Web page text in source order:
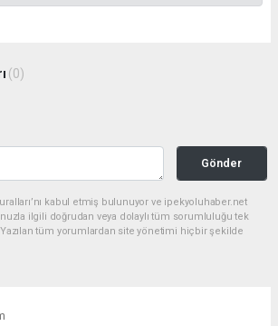
(0)
Gönder
kabul etmiş bulunuyor ve ipekyoluhaber.net
ilgili doğrudan veya dolaylı tüm sorumluluğu tek
Yazılan tüm yorumlardan site yönetimi hiçbir şekilde